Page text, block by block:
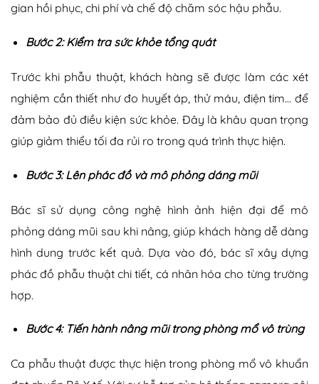
gian hồi phục, chi phí và chế độ chăm sóc hậu phẫu.
Bước 2: Kiểm tra sức khỏe tổng quát
Trước khi phẫu thuật, khách hàng sẽ được làm các xét
nghiệm cần thiết như đo huyết áp, thử máu, điện tim… để
đảm bảo đủ điều kiện sức khỏe. Đây là khâu quan trọng
giúp giảm thiểu tối đa rủi ro trong quá trình thực hiện.
Bước 3: Lên phác đồ và mô phỏng dáng mũi
Bác sĩ sử dụng công nghệ hình ảnh hiện đại để mô
phỏng dáng mũi sau khi nâng, giúp khách hàng dễ dàng
hình dung trước kết quả. Dựa vào đó, bác sĩ xây dựng
phác đồ phẫu thuật chi tiết, cá nhân hóa cho từng trường
hợp.
Bước 4: Tiến hành nâng mũi trong phòng mổ vô trùng
Ca phẫu thuật được thực hiện trong phòng mổ vô khuẩn